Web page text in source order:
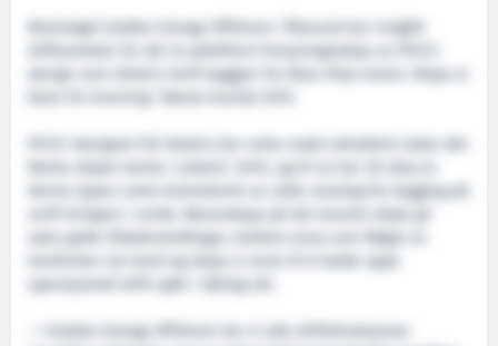
Reiarlaget Golden Energy Offshore i Ålesund har inngått
driftsavtalar for dei to plattform forsyningsskipa av PX121-
design som Ulstein Verft byggjer for Blue Ship Invest. Skipa er
PX121-designet frå Ulstein har vorte svært attraktivt sidan det
første skipet starta i arbeid i 2012, og til no har 30 skip av
denne typen vorte kontraherte av ulike reiarlag for bygging på
verft kringom i verda. Mannskapa på dei leverte skipa gir
særs gode tilbakemeldingar, mellom anna som følgje av
operasjonell drift sjølv i dårleg vêr.
– I Golden Energy Offshore har vi alle driftsfunksjonar